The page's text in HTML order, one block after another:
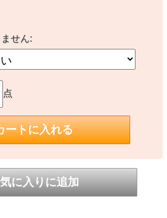
たジャケットとセットアップで着用可
サイトより）
ンスホワイトデニム
がご購入後のお洗濯により縮みが発生す
ンブラー乾燥を行った場合は大きく縮む恐
ください。
。
モニター等の環境により実際の色味と
表示でも、実際は売り違いにより欠品が発
せん:
点